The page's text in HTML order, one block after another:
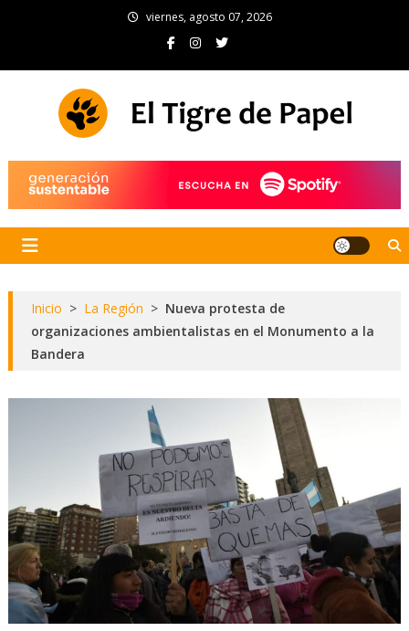
viernes, agosto 07, 2026
Inicio > La Región > Nueva protesta de
organizaciones ambientalistas en el Monumento a la
Bandera